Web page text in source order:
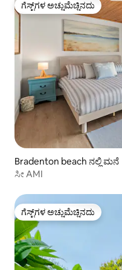
ಗೆಸ್ಟ್‌ಗಳ ಅಚ್ಚುಮೆಚ್ಚಿನದು
ಗೆಸ್ಟ್‌ಗಳ ಅಚ್ಚುಮೆಚ್ಚಿನದು
Bradenton beach ನಲ್ಲಿ ಮನೆ
ಸೀ AMI
ಗೆಸ್ಟ್‌ಗಳ ಅಚ್ಚುಮೆಚ್ಚಿನದು
ಗೆಸ್ಟ್‌ಗಳ ಅಚ್ಚುಮೆಚ್ಚಿನದು